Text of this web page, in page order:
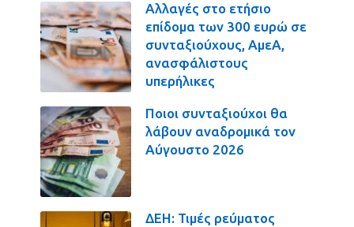
Αλλαγές στο ετήσιο
επίδομα των 300 ευρώ σε
συνταξιούχους, ΑμεΑ,
ανασφάλιστους
υπερήλικες
Ποιοι συνταξιούχοι θα
λάβουν αναδρομικά τον
Αύγουστο 2026
ΔΕΗ: Τιμές ρεύματος